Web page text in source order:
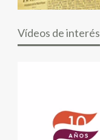
Vídeos de interés